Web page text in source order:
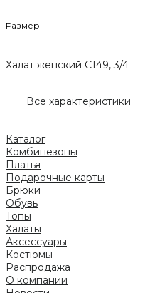
Размер
Халат женский C149, 3/4
Все характеристики
Каталог
Комбинезоны
Платья
Подарочные карты
Брюки
Обувь
Топы
Халаты
Аксессуары
Костюмы
Распродажа
О компании